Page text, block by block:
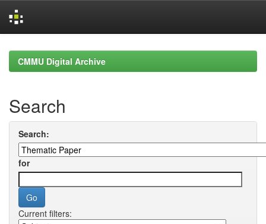
navigationCMMU Digital Archive
Search
Search:
for
Current filters: